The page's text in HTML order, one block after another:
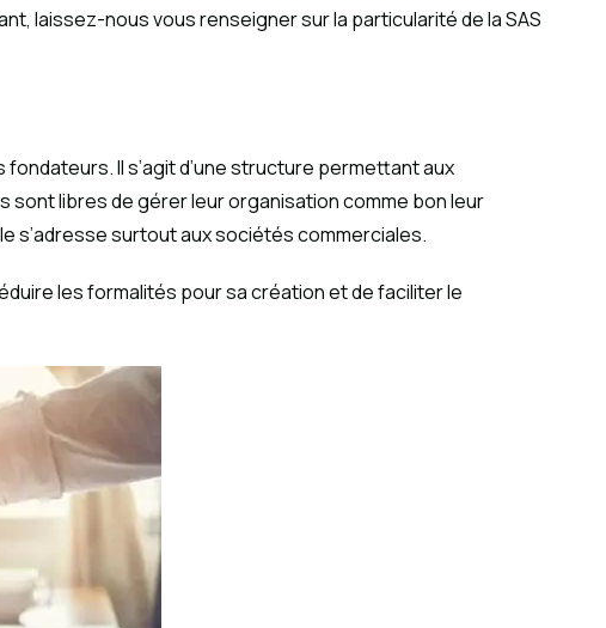
laissez-nous vous renseigner sur la particularité de la SAS
Il s’agit d’une structure permettant aux
libres de gérer leur organisation comme bon leur
s’adresse surtout aux sociétés commerciales.
les formalités pour sa création et de faciliter le